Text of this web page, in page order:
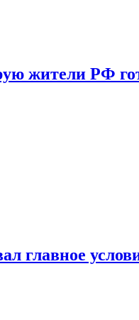
жители РФ
главное